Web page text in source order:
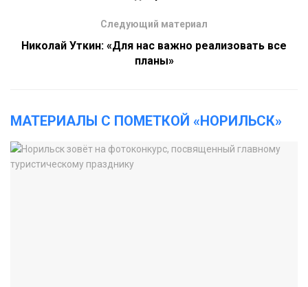
Следующий материал
Николай Уткин: «Для нас важно реализовать все
планы»
МАТЕРИАЛЫ С ПОМЕТКОЙ «НОРИЛЬСК»